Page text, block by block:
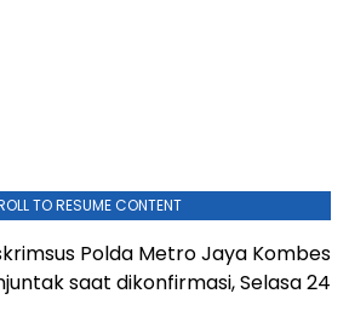
TO RESUME CONTENT
Polda Metro Jaya Kombes
saat dikonfirmasi, Selasa 24